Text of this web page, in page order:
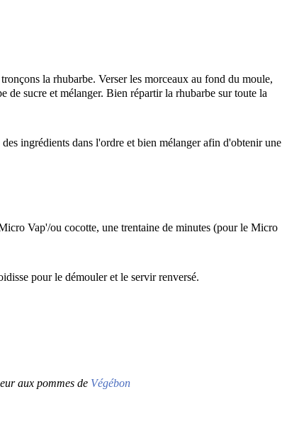
la rhubarbe. Verser les morceaux au fond du moule,
de sucre et mélanger. Bien répartir la rhubarbe sur toute la
ingrédients dans l'ordre et bien mélanger afin d'obtenir une
Vap'/ou cocotte, une trentaine de minutes (pour le Micro
pour le démouler et le servir renversé.
aux pommes de Végébon